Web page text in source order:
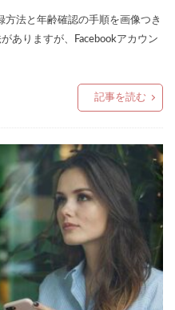
法と年齢確認の手順を画像つき
ありますが、Facebookアカウン
記事を読む